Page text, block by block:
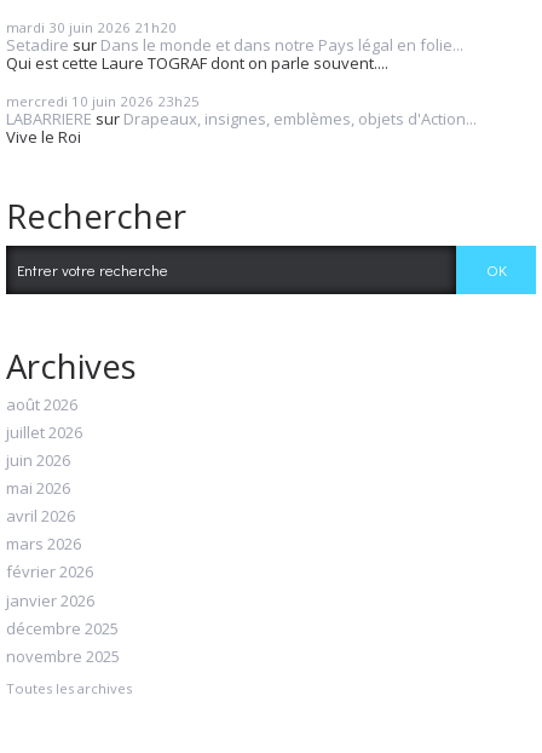
mardi 30 juin 2026 21h20
Setadire sur Dans le monde et dans notre Pays légal en folie...
Qui est cette Laure TOGRAF dont on parle souvent....
mercredi 10 juin 2026 23h25
LABARRIERE sur Drapeaux, insignes, emblèmes, objets d'Action...
Vive le Roi
Rechercher
Archives
août 2026
juillet 2026
juin 2026
mai 2026
avril 2026
mars 2026
février 2026
janvier 2026
décembre 2025
novembre 2025
Toutes les archives